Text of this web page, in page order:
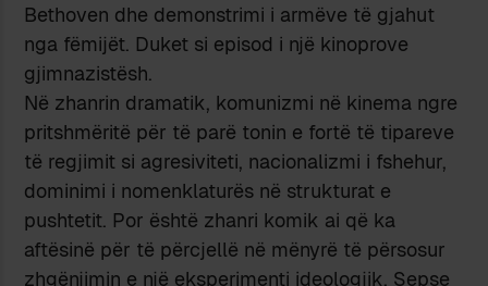
Bethoven dhe demonstrimi i armëve të gjahut
nga fëmijët. Duket si episod i një kinoprove
gjimnazistësh.
Në zhanrin dramatik, komunizmi në kinema ngre
pritshmëritë për të parë tonin e fortë të tipareve
të regjimit si agresiviteti, nacionalizmi i fshehur,
dominimi i nomenklaturës në strukturat e
pushtetit. Por është zhanri komik ai që ka
aftësinë për të përcjellë në mënyrë të përsosur
zhgënjimin e një eksperimenti ideologjik. Sepse